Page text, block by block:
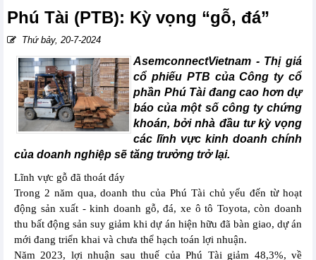
Phú Tài (PTB): Kỳ vọng “gỗ, đá”
Thứ bảy, 20-7-2024
AsemconnectVietnam - Thị giá
cổ phiếu PTB của Công ty cổ
phần Phú Tài đang cao hơn dự
báo của một số công ty chứng
khoán, bởi nhà đầu tư kỳ vọng
các lĩnh vực kinh doanh chính
của doanh nghiệp sẽ tăng trưởng trở lại.
Lĩnh vực gỗ đã thoát đáy
Trong 2 năm qua, doanh thu của Phú Tài chủ yếu đến từ hoạt
động sản xuất - kinh doanh gỗ, đá, xe ô tô Toyota, còn doanh
thu bất động sản suy giảm khi dự án hiện hữu đã bàn giao, dự án
mới đang triển khai và chưa thể hạch toán lợi nhuận.
Năm 2023, lợi nhuận sau thuế của Phú Tài giảm 48,3%, về